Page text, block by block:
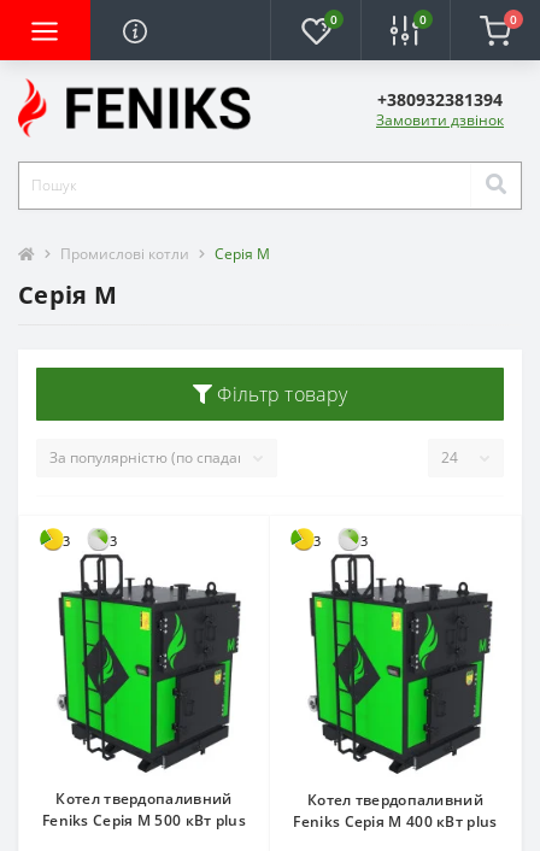
0 0 0
+380932381394
Замовити дзвінок
Промислові котли Серія М
Серія М
Фільтр товару
3 3
Котел твердопаливний
Feniks Серія M 500 кВт plus
3 3
Котел твердопаливний
Feniks Серія M 400 кВт plus